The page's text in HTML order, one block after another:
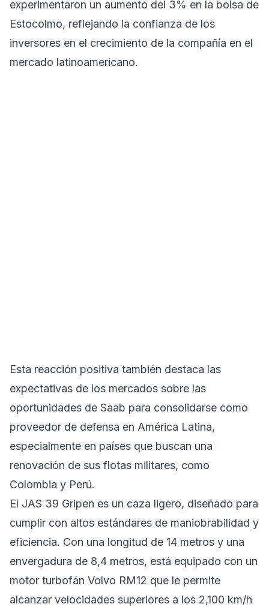
experimentaron un aumento del 3% en la bolsa de
Estocolmo, reflejando la confianza de los
inversores en el crecimiento de la compañía en el
mercado latinoamericano.
Esta reacción positiva también destaca las
expectativas de los mercados sobre las
oportunidades de Saab para consolidarse como
proveedor de defensa en América Latina,
especialmente en países que buscan una
renovación de sus flotas militares, como
Colombia y Perú.
El JAS 39 Gripen es un caza ligero, diseñado para
cumplir con altos estándares de maniobrabilidad y
eficiencia. Con una longitud de 14 metros y una
envergadura de 8,4 metros, está equipado con un
motor turbofán Volvo RM12 que le permite
alcanzar velocidades superiores a los 2,100 km/h